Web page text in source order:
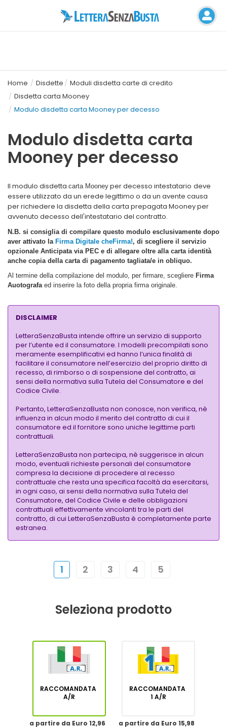
Home Disdette
Moduli disdetta carte di credito
Disdetta carta Mooney
Modulo disdetta carta Mooney per decesso
Modulo disdetta carta
Mooney per decesso
Il modulo disdetta carta Mooney per decesso intestatario deve
essere utilizzato da un erede legittimo o da un avente causa
per richiedere la disdetta della carta prepagata Mooney per
avvenuto decesso dell'intestatario del contratto.
N.B. si consiglia di compilare questo modulo esclusivamente dopo
aver attivato la Firma Digitale cheFirma!, di scegliere il servizio
opzionale Anticipata via PEC e di allegare oltre alla carta identità
anche copia della carta di pagamento tagliata/e in obliquo.
Al termine della compilazione del modulo, per firmare, scegliere Firma
Auotografaed inserire la foto della propria firma originale.
DISCLAIMER
LetteraSenzaBusta intende offrire un servizio di supporto
per l’utente ed il consumatore. I modelli precompilati sono
meramente esemplificativi ed hanno l’unica finalità di
facilitare il consumatore nell’esercizio del proprio diritto di
recesso, di rimborso o di sospensione del contratto, ai
sensi della normativa sulla Tutela del Consumatore e del
Codice Civile.
Pertanto, LetteraSenzaBusta non conosce, non verifica, nè
influenza in alcun modo il merito del contratto di cui il
consumatore ed il fornitore sono uniche legittime parti
contrattuali.
LetteraSenzaBusta non partecipa, nè suggerisce in alcun
modo, eventuali richieste personali del consumatore
compresa la decisione di procedere al recesso
contrattuale che resta una specifica facoltà da esercitarsi,
in ogni caso, ai sensi della normativa sulla Tutela del
Consumatore, del Codice Civile e delle obbligazioni
contrattuali effettivamente vincolanti tra le parti del
contratto, di cui LetteraSenzaBusta è completamente parte
estranea.
1 2 3 4 5
Seleziona prodotto
RACCOMANDATA
A/R
a partire da Euro 12,96
RACCOMANDATA
1 A/R
a partire da Euro 15,98